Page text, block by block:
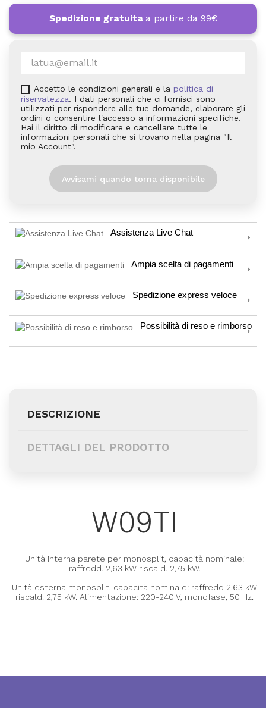
Spedizione gratuita a partire da 99€
Accetto le condizioni generali e la politica di
riservatezza. I dati personali che ci fornisci sono
utilizzati per rispondere alle tue domande, elaborare gli
ordini o consentire l'accesso a informazioni specifiche.
Hai il diritto di modificare e cancellare tutte le
informazioni personali che si trovano nella pagina "Il
mio Account".
Avvisami quando torna disponibile
Assistenza Live Chat
Ampia scelta di pagamenti
Spedizione express veloce
Possibilità di reso e rimborso
DESCRIZIONE
DETTAGLI DEL PRODOTTO
W09TI
Unità interna parete per monosplit, capacità nominale:
raffredd. 2,63 kW riscald. 2,75 kW.
Unità esterna monosplit, capacità nominale: raffredd 2,63 kW
riscald. 2,75 kW. Alimentazione: 220-240 V, monofase, 50 Hz.